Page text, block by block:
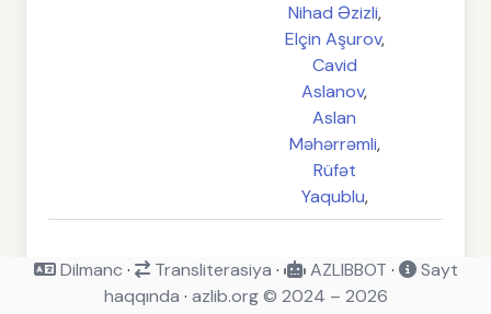
Nihad Əzizli,
Elçin Aşurov,
Cavid
Aslanov,
Aslan
Məhərrəmli,
Rüfət
Yaqublu,
Dilmanc · Transliterasiya · AZLIBBOT ·
Sayt
haqqında · azlib.org © 2024 – 2026